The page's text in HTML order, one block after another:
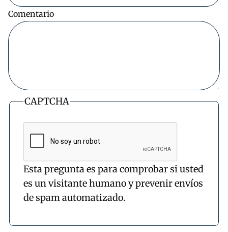
Comentario
CAPTCHA
Esta pregunta es para comprobar si usted
es un visitante humano y prevenir envíos
de spam automatizado.